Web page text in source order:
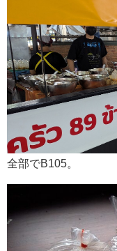
全部でB105。